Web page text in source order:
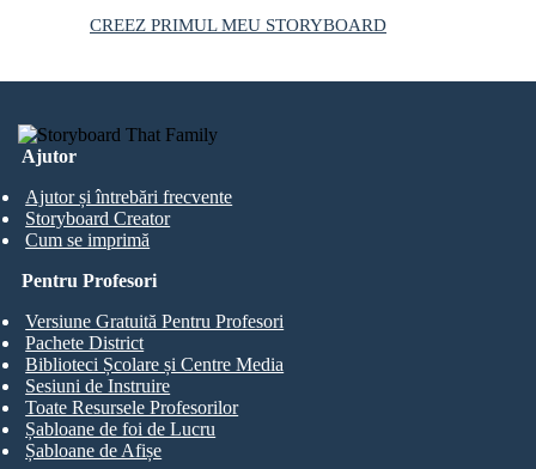
CREEZ PRIMUL MEU STORYBOARD
Ajutor
Ajutor și întrebări frecvente
Storyboard Creator
Cum se imprimă
Pentru Profesori
Versiune Gratuită Pentru Profesori
Pachete District
Biblioteci Școlare și Centre Media
Sesiuni de Instruire
Toate Resursele Profesorilor
Șabloane de foi de Lucru
Șabloane de Afișe